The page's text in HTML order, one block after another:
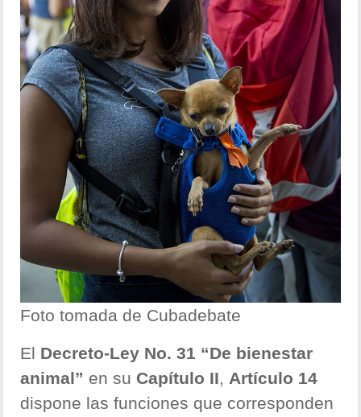
Foto tomada de Cubadebate
El Decreto-Ley No. 31 “De bienestar
animal” en su Capítulo II, Artículo 14
dispone las funciones que corresponden